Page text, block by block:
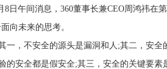
午间消息，360董事长兼CEO周鸿祎在
向未来的思考。
，不安全的源头是漏洞和人;其二，安全
的安全都是假安全;其三，安全的关键要素